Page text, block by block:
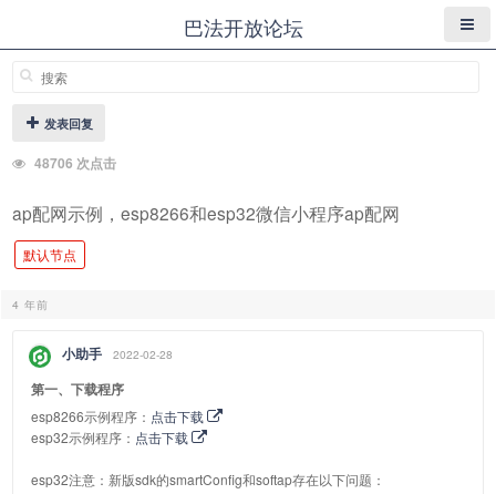
巴法开放论坛
发表回复
48706 次点击
ap配网示例，esp8266和esp32微信小程序ap配网
默认节点
4 年前
小助手 2022-02-28
第一、下载程序
esp8266示例程序： 点击下载
esp32示例程序： 点击下载
esp32注意：新版sdk的smartConfig和softap存在以下问题：